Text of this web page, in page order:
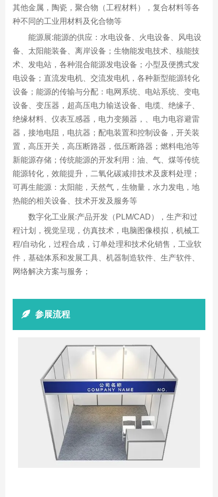
其他金属，陶瓷，聚合物（工程材料），复合材料等各
种不同的工业用材料及化合物等
能源展:能源的供应：水电设备、火电设备、风电设
备、太阳能装备、离岸设备；生物能发电技术、核能技
术、发电站，各种混合能源发电设备；小型及便携式发
电设备；直流发电机、交流发电机，各种新型能源转化
设备；能源的传输与分配：电网系统、电站系统、变电
设备、变压器，超高压电力输送设备、电缆、绝缘子、
绝缘材料、仪表互感器，电力变频器，、电力电容避雷
器，接地电阻，电抗器；配电装置和控制设备，开关装
置，高压开关，高压断路器，低压断路器；燃料电池等
新能源存储；传统能源的开发利用：油、气、煤等传统
能源转化，效能提升，二氧化碳减排技术及废料处理；
可再生能源：太阳能，天然气，生物量，水力发电，地
热能的相关设备、技术开发及服务等
数字化工业展:产品开发（PLM/CAD），生产和过
程计划，视觉呈现，仿真技术，电脑图像模拟，机械工
程/自动化，过程合成，订单处理和技术化销售，工业软
件，基础体系和发展工具、机器制造软件、生产软件、
网络解决方案与服务；
参展流程